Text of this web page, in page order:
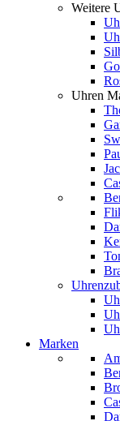
Weitere
Uhren
Marken